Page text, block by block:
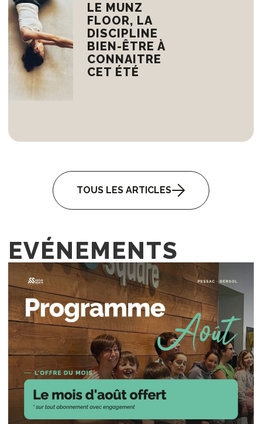
LE MUNZ
FLOOR, LA
DISCIPLINE
BIEN-ÊTRE À
CONNAITRE
CET ÉTÉ
TOUS LES ARTICLES
EVÉNEMENTS